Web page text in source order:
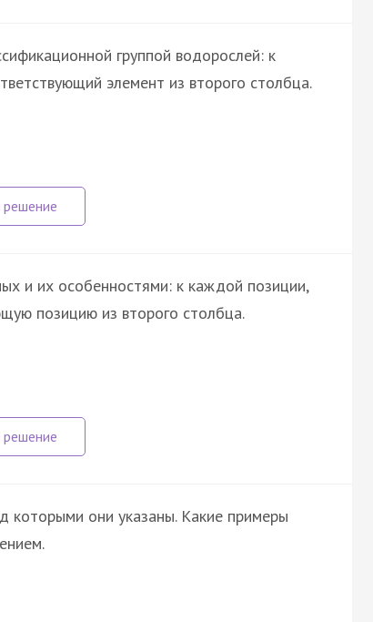
группой водорослей: к
элемент из второго столбца.
и их особенностями: к каждой позиции,
позицию из второго столбца.
которыми они указаны. Какие примеры